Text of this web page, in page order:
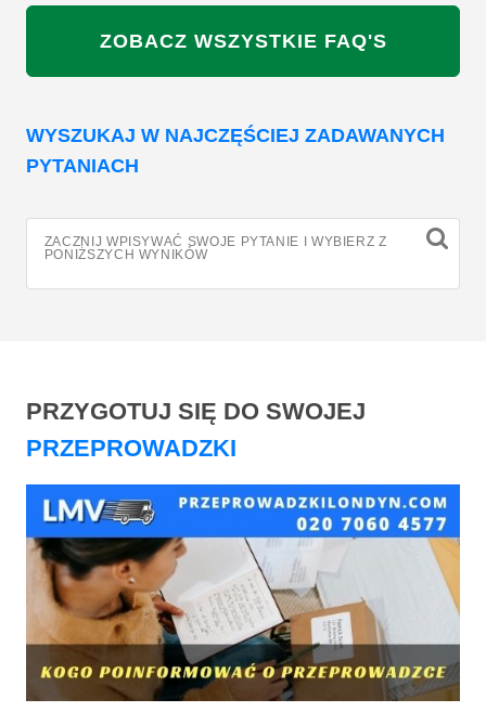
ZOBACZ WSZYSTKIE FAQ'S
WYSZUKAJ W NAJCZĘŚCIEJ ZADAWANYCH
PYTANIACH
ZACZNIJ WPISYWAĆ SWOJE PYTANIE I WYBIERZ Z
PONIŻSZYCH WYNIKÓW
PRZYGOTUJ SIĘ DO SWOJEJ
PRZEPROWADZKI